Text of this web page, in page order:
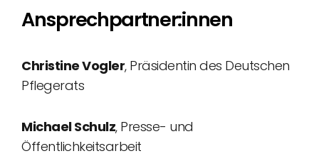
Ansprechpartner:innen
Christine Vogler, Präsidentin des Deutschen
Pflegerats
Michael Schulz, Presse- und
Öffentlichkeitsarbeit